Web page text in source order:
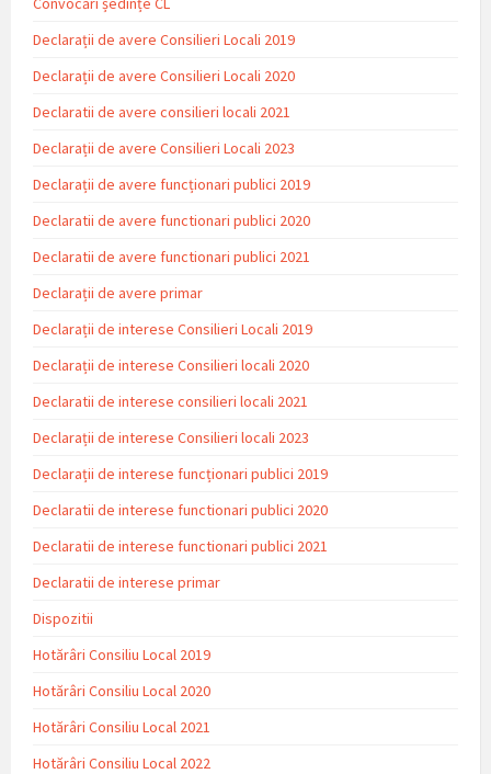
Declarații de avere Consilieri Locali 2019
Declarații de avere Consilieri Locali 2020
Declaratii de avere consilieri locali 2021
Declarații de avere Consilieri Locali 2023
Declarații de avere funcționari publici 2019
Declaratii de avere functionari publici 2020
Declaratii de avere functionari publici 2021
Declarații de avere primar
Declarații de interese Consilieri Locali 2019
Declarații de interese Consilieri locali 2020
Declaratii de interese consilieri locali 2021
Declarații de interese Consilieri locali 2023
Declarații de interese funcționari publici 2019
Declaratii de interese functionari publici 2020
Declaratii de interese functionari publici 2021
Declaratii de interese primar
Dispozitii
Hotărâri Consiliu Local 2019
Hotărâri Consiliu Local 2020
Hotărâri Consiliu Local 2021
Hotărâri Consiliu Local 2022